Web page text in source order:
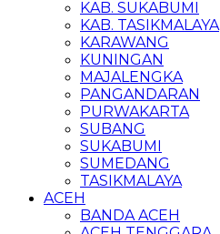
KAB. SUKABUMI
KAB. TASIKMALAYA
KARAWANG
KUNINGAN
MAJALENGKA
PANGANDARAN
PURWAKARTA
SUBANG
SUKABUMI
SUMEDANG
TASIKMALAYA
ACEH
BANDA ACEH